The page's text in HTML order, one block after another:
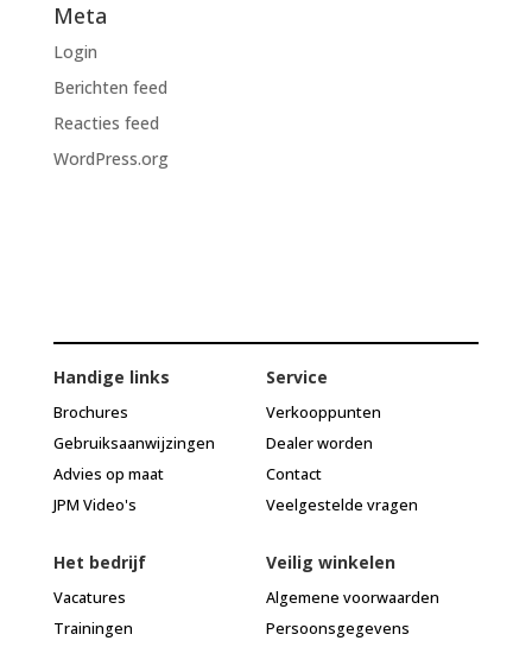
Meta
Login
Berichten feed
Reacties feed
WordPress.org
Handige links
Brochures
Gebruiksaanwijzingen
Advies op maat
JPM Video's
Service
Verkooppunten
Dealer worden
Contact
Veelgestelde vragen
Het bedrijf
Vacatures
Trainingen
Veilig winkelen
Algemene voorwaarden
Persoonsgegevens